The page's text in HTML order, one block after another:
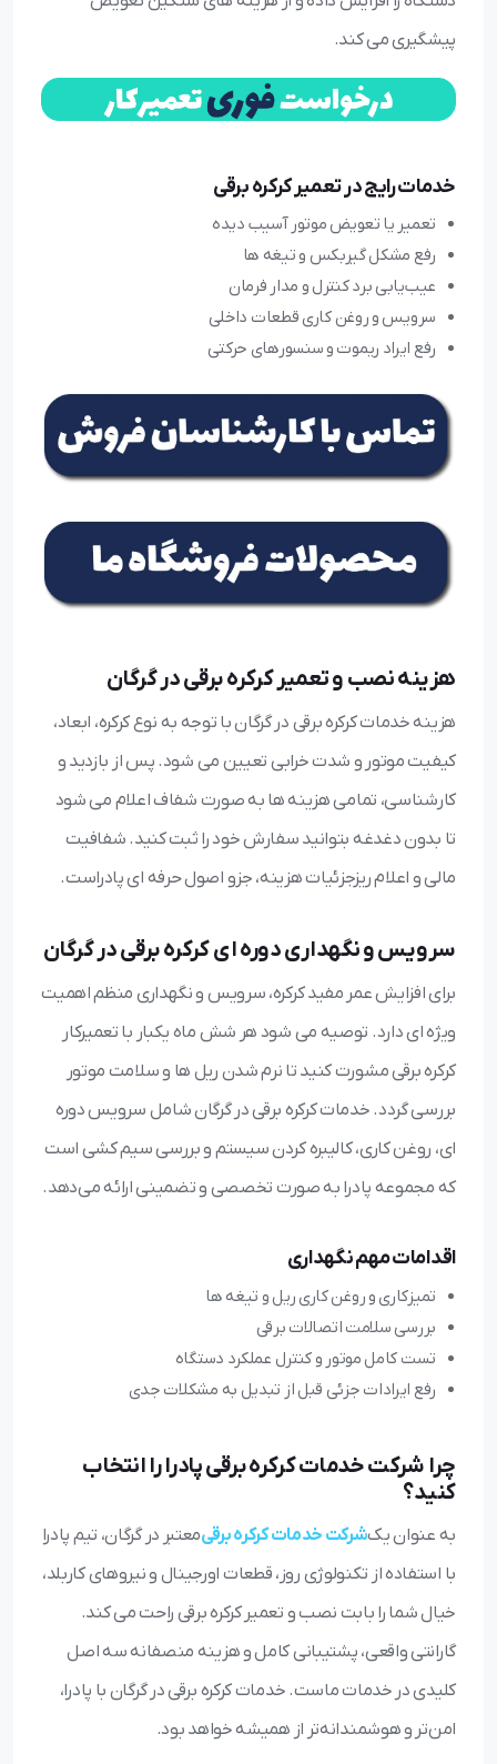
پیشگیری می کند.
خدمات رایج در تعمیر کرکره برقی
تعمیر یا تعویض موتور آسیب دیده
رفع مشکل گیربکس و تیغه ها
عیب‌یابی برد کنترل و مدار فرمان
سرویس و روغن کاری قطعات داخلی
رفع ایراد ریموت و سنسورهای حرکتی
هزینه نصب و تعمیر کرکره برقی در گرگان
هزینه خدمات کرکره برقی در گرگان با توجه به نوع کرکره، ابعاد،
کیفیت موتور و شدت خرابی تعیین می شود. پس از بازدید و
کارشناسی، تمامی هزینه ها به صورت شفاف اعلام می شود
تا بدون دغدغه بتوانید سفارش خود را ثبت کنید. شفافیت
مالی و اعلام ریزجزئیات هزینه، جزو اصول حرفه ای پادراست.
سرویس و نگهداری دوره ای کرکره برقی در گرگان
برای افزایش عمر مفید کرکره، سرویس و نگهداری منظم اهمیت
ویژه ای دارد. توصیه می شود هر شش ماه یکبار با تعمیرکار
کرکره برقی مشورت کنید تا نرم شدن ریل ها و سلامت موتور
بررسی گردد. خدمات کرکره برقی در گرگان شامل سرویس دوره
ای، روغن کاری، کالیبره کردن سیستم و بررسی سیم کشی است
که مجموعه پادرا به صورت تخصصی و تضمینی ارائه می‌دهد.
اقدامات مهم نگهداری
تمیزکاری و روغن کاری ریل و تیغه ها
بررسی سلامت اتصالات برقی
تست کامل موتور و کنترل عملکرد دستگاه
رفع ایرادات جزئی قبل از تبدیل به مشکلات جدی
چرا شرکت خدمات کرکره برقی پادرا را انتخاب
کنید؟
به عنوان یکشرکت خدمات کرکره برقیمعتبر در گرگان، تیم پادرا
با استفاده از تکنولوژی روز، قطعات اورجینال و نیروهای کاربلد،
خیال شما را بابت نصب و تعمیر کرکره برقی راحت می کند.
گارانتی واقعی، پشتیبانی کامل و هزینه منصفانه سه اصل
کلیدی در خدمات ماست. خدمات کرکره برقی در گرگان با پادرا،
امن‌تر و هوشمندانه‌تر از همیشه خواهد بود.